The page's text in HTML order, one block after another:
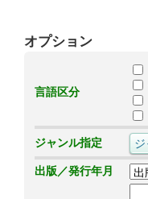
オプション
言語区分
ジャンル指定
出版／発行年月